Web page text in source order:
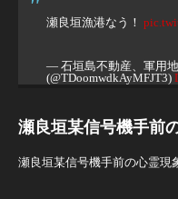
瀬良垣漁港なう！
— 石垣島不動産、軍用
(@TDoomwdkAyMFJT3)
瀬良垣某信号機手前
瀬良垣某信号機手前の心霊現